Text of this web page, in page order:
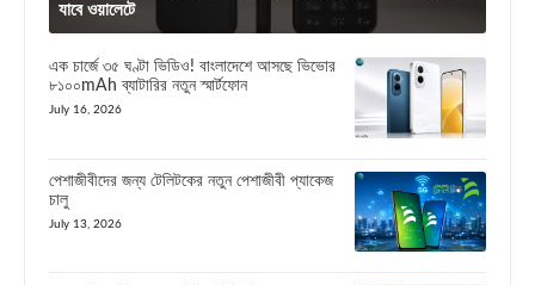
যাবে ওয়ালেটে
এক চার্জে ৩৫ ঘণ্টা ভিডিও! বাংলাদেশে আসছে ভিভোর
৮১০০mAh ব্যাটারির নতুন স্মার্টফোন
July 16, 2026
পেশাজীবীদের জন্য টেলিটকের নতুন পেশাজীবী প্যাকেজ
চালু
July 13, 2026